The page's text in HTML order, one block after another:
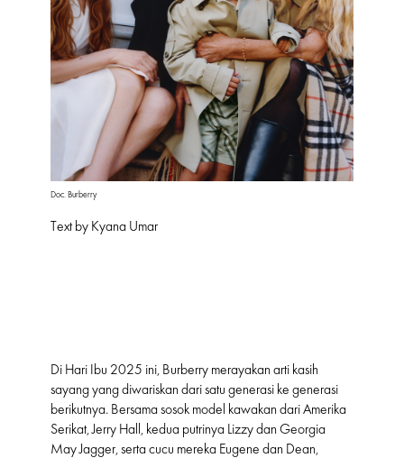
Doc. Burberry
Text by Kyana Umar
Di Hari Ibu 2025 ini, Burberry merayakan arti kasih
sayang yang diwariskan dari satu generasi ke generasi
berikutnya. Bersama sosok model kawakan dari Amerika
Serikat, Jerry Hall, kedua putrinya Lizzy dan Georgia
May Jagger, serta cucu mereka Eugene dan Dean,